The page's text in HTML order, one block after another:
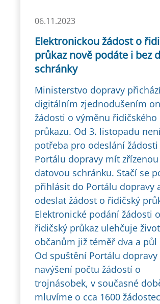
06.11.2023
Elektronickou žádost o
průkaz nově podáte i bez
schránky
Ministerstvo dopravy
digitálním zjednodušením
žádosti o výměnu řidičského
průkazu. Od 3. listopadu
potřeba pro odeslání žádosti
Portálu dopravy mít zřízenou
datovou schránku. Stačí se
přihlásit do Portálu dopravy
odeslat žádost o řidičský
Elektronické podání žádosti o
řidičský průkaz ulehčuje život
občanům již téměř dva a půl
Od spuštění Portálu
navýšení počtu žádostí o
trojnásobek, v současné
mluvíme o cca 1600